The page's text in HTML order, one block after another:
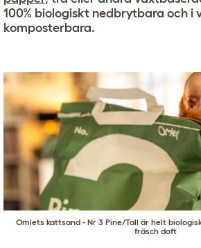
100% biologiskt nedbrytbara och i
komposterbara.
Omlets kattsand - Nr 3 Pine/Tall är helt
fräsch doft